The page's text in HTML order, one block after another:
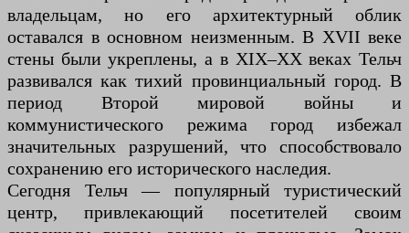
владельцам, но его архитектурный облик
оставался в основном неизменным. В XVII веке
стены были укреплены, а в XIX–XX веках Тельч
развивался как тихий провинциальный город. В
период Второй мировой войны и
коммунистического режима город избежал
значительных разрушений, что способствовало
сохранению его исторического наследия.
Сегодня Тельч — популярный туристический
центр, привлекающий посетителей своим